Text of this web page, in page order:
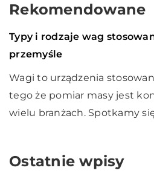
Rekomendowane
Przemysł i
Typy i rodzaje wag
przemyśle
Wagi to urządzenia
tego że pomiar masy jest
wielu branżach. Spotkamy
Ostatnie wpisy